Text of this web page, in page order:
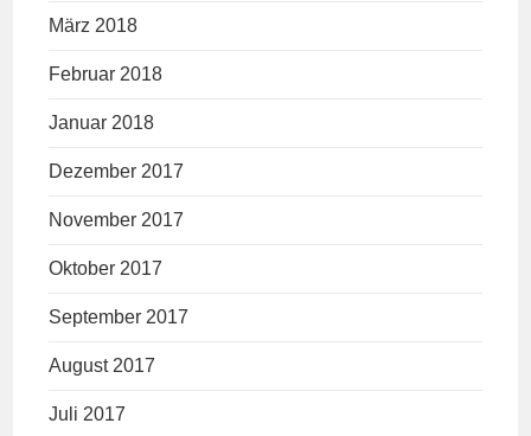
März 2018
Februar 2018
Januar 2018
Dezember 2017
November 2017
Oktober 2017
September 2017
August 2017
Juli 2017